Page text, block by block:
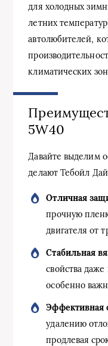
для холодных
летних
автолюбителей,
климатических
5W40
Давайте выделим
делают Тебойл
Отличная
прочную
двигателя от
Стабильная
свойства
особенно
Эффективная
удалению
продлевая